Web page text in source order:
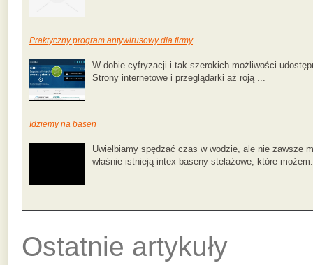
Praktyczny program antywirusowy dla firmy
W dobie cyfryzacji i tak szerokich możliwości
Strony internetowe i przeglądarki aż roją ...
Idziemy na basen
Uwielbiamy spędzać czas w wodzie, ale nie zawsze
właśnie istnieją intex baseny stelażowe, które
Ostatnie artykuły